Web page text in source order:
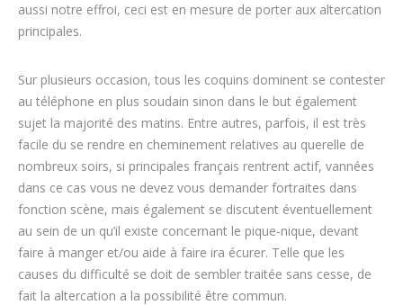
aussi notre effroi, ceci est en mesure de porter aux altercation
principales.
Sur plusieurs occasion, tous les coquins dominent se contester
au téléphone en plus soudain sinon dans le but également
sujet la majorité des matins. Entre autres, parfois, il est très
facile du se rendre en cheminement relatives au querelle de
nombreux soirs, si principales français rentrent actif, vannées
dans ce cas vous ne devez vous demander fortraites dans
fonction scène, mais également se discutent éventuellement
au sein de un qu’il existe concernant le pique-nique, devant
faire à manger et/ou aide à faire ira écurer. Telle que les
causes du difficulté se doit de sembler traitée sans cesse, de
fait la altercation a la possibilité être commun.